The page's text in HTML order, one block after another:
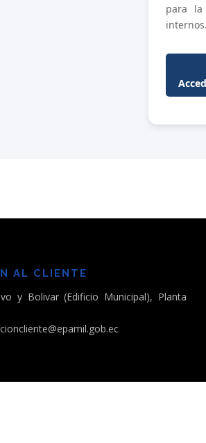
para la
internos.
AL CLIENTE
y Bolivar (Edificio Municipal), Planta